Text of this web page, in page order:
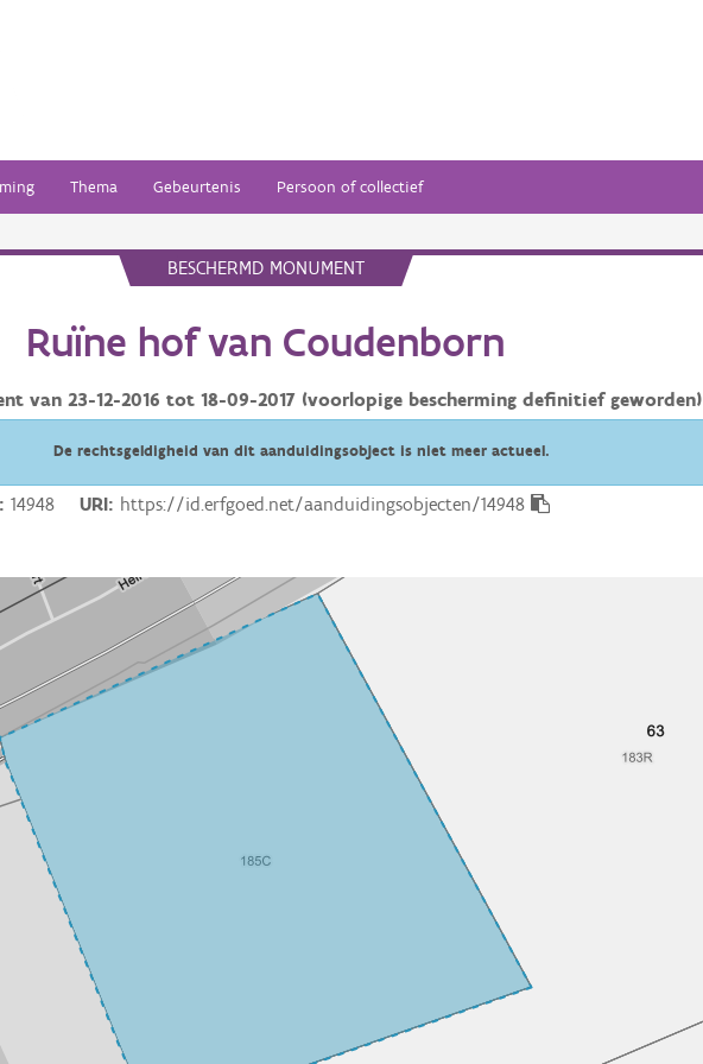
Thema Gebeurtenis Persoon of collectief
BESCHERMD MONUMENT
Ruïne hof van Coudenborn
van23-12-2016 tot18-09-2017 (voorlopige bescherming definitief geworden)
De rechtsgeldigheid van dit aanduidingsobject is niet meer actueel.
14948 URI https://id.erfgoed.net/aanduidingsobjecten/14948